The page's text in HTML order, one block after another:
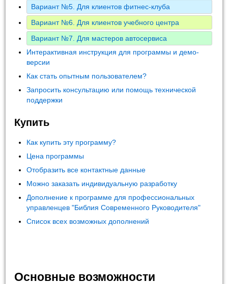
Вариант №5. Для клиентов фитнес-клуба
Вариант №6. Для клиентов учебного центра
Вариант №7. Для мастеров автосервиса
Интерактивная инструкция для программы и демо-
версии
Как стать опытным пользователем?
Запросить консультацию или помощь технической
поддержки
Купить
Как купить эту программу?
Цена программы
Отобразить все контактные данные
Можно заказать индивидуальную разработку
Дополнение к программе для профессиональных
управленцев "Библия Современного Руководителя"
Список всех возможных дополнений
Основные возможности